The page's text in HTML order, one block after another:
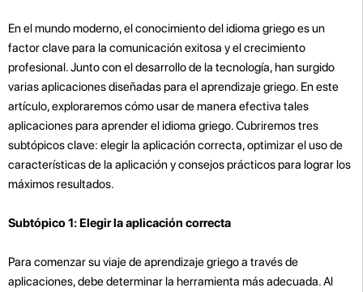
En el mundo moderno, el conocimiento del idioma griego es un
factor clave para la comunicación exitosa y el crecimiento
profesional. Junto con el desarrollo de la tecnología, han surgido
varias aplicaciones diseñadas para el aprendizaje griego. En este
artículo, exploraremos cómo usar de manera efectiva tales
aplicaciones para aprender el idioma griego. Cubriremos tres
subtópicos clave: elegir la aplicación correcta, optimizar el uso de
características de la aplicación y consejos prácticos para lograr los
máximos resultados.
Subtópico 1: Elegir la aplicación correcta
Para comenzar su viaje de aprendizaje griego a través de
aplicaciones, debe determinar la herramienta más adecuada. Al